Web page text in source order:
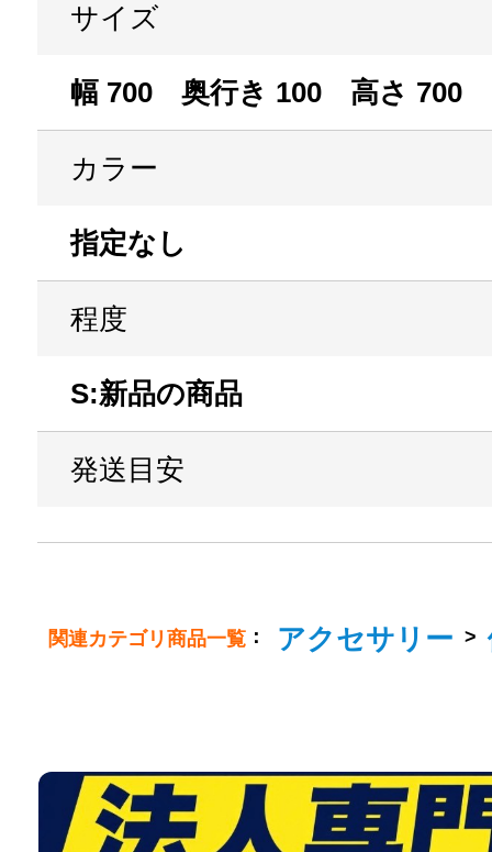
サイズ
幅 700 奥行き 100 高さ 700
カラー
指定なし
程度
S:新品の商品
発送目安
関連カテゴリ商品一覧 ： アクセサリー >